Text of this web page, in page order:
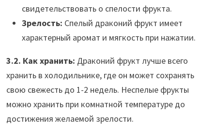
свидетельствовать о спелости фрукта.
Зрелость: Спелый драконий фрукт имеет
характерный аромат и мягкость при нажатии.
3.2. Как хранить: Драконий фрукт лучше всего
хранить в холодильнике, где он может сохранять
свою свежесть до 1-2 недель. Неспелые фрукты
можно хранить при комнатной температуре до
достижения желаемой зрелости.